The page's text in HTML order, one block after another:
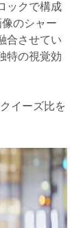
ックで構成
のシャー
合させてい
特の視覚効
イーズ比を